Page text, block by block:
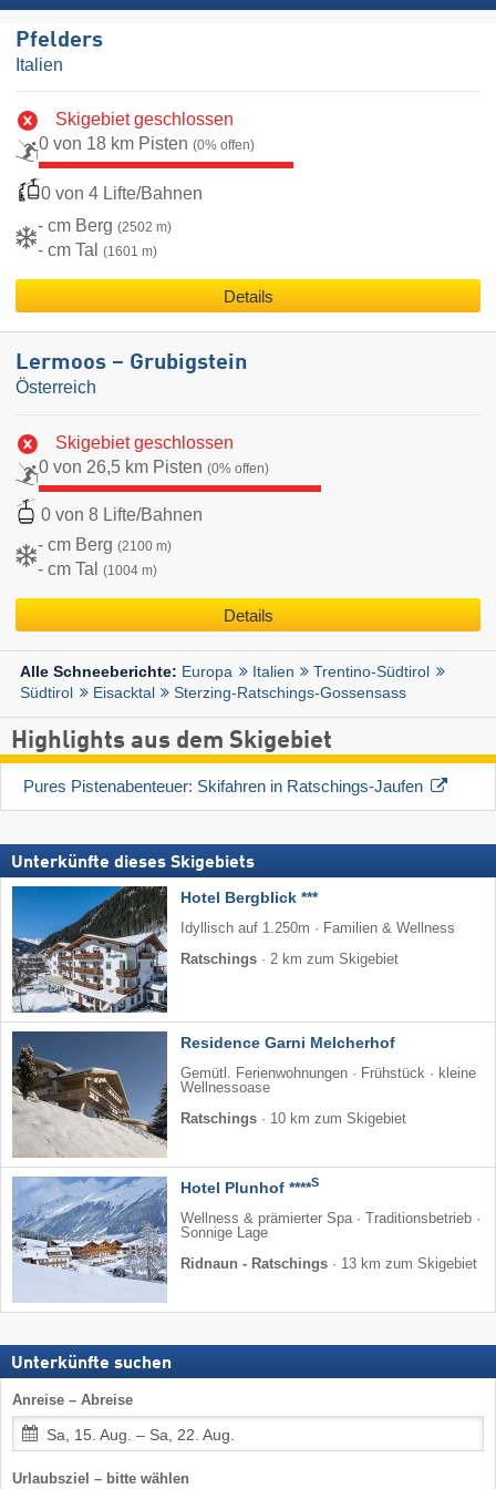
Pfelders
Italien
Skigebiet geschlossen
0 von 18 km Pisten (0% offen)
0 von 4 Lifte/Bahnen
- cm Berg (2502 m)
- cm Tal (1601 m)
Details
Lermoos – Grubigstein
Österreich
Skigebiet geschlossen
0 von 26,5 km Pisten (0% offen)
0 von 8 Lifte/Bahnen
- cm Berg (2100 m)
- cm Tal (1004 m)
Details
Alle Schneeberichte: Europa Italien
Trentino-Südtirol
Südtirol
Eisacktal Sterzing-Ratschings-Gossensass
Highlights aus dem Skigebiet
Pures Pistenabenteuer: Skifahren in Ratschings-Jaufen
Unterkünfte dieses Skigebiets
Hotel Bergblick ***
Idyllisch auf 1.250m · Familien & Wellness
Ratschings · 2 km zum Skigebiet
Residence Garni Melcherhof
Gemütl. Ferienwohnungen · Frühstück · kleine
Wellnessoase
Ratschings · 10 km zum Skigebiet
Hotel Plunhof ****S
Wellness & prämierter Spa · Traditionsbetrieb ·
Sonnige Lage
Ridnaun - Ratschings · 13 km zum Skigebiet
Unterkünfte suchen
Anreise – Abreise
Sa, 15. Aug. – Sa, 22. Aug.
Urlaubsziel – bitte wählen